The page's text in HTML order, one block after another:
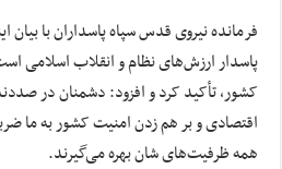
فرمانده نیروی قدس سپاه پاسداران با بیان
پاسدار ارزش‌های نظام و انقلاب اسلامی
کشور، تأکید کرد و افزود: دشمنان در
اقتصادی و بر هم زدن امنیت کشور به ما
همه ظرفیت‌های شان بهره می‌گیرند.